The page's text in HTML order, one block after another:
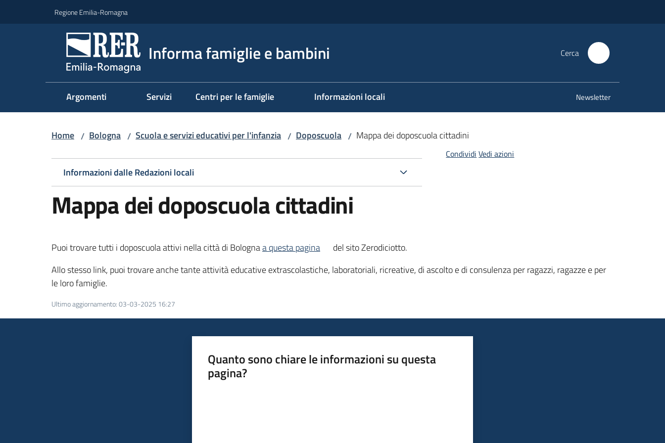
Regione Emilia-Romagna
Informa famiglie e bambini Cerca
Argomenti Servizi Centri per le famiglie Informazioni locali Newsletter
Home / Bologna / Scuola e servizi educativi per l'infanzia / Doposcuola / Mappa dei doposcuola cittadini
Informazioni dalle Redazioni locali
Mappa dei doposcuola cittadini
Condividi Vedi azioni
Puoi trovare tutti i doposcuola attivi nella città di Bolognaa questa pagina
del sito Zerodiciotto.
Allo stesso link, puoi trovare anche tante attività educative extrascolastiche, laboratoriali, ricreative, di ascolto e di consulenza per ragazzi, ragazze e per
le loro famiglie.
Ultimo aggiornamento:03-03-2025 16:27
Quanto sono chiare le informazioni su questa
pagina?